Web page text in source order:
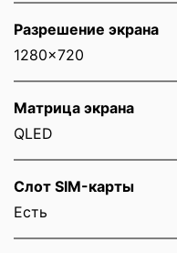
Разрешение экрана
1280x720
Матрица экрана
QLED
Слот SIM-карты
Eсть